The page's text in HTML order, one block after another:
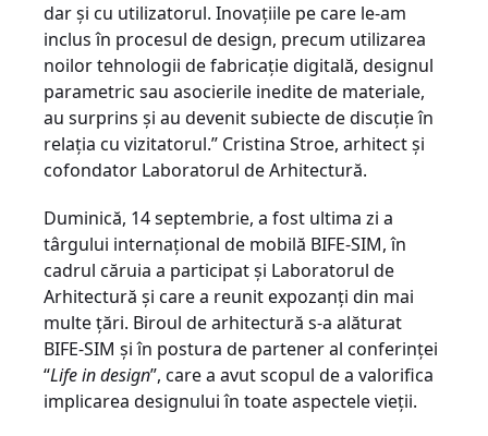
dar şi cu utilizatorul. Inovaţiile pe care le-am
inclus în procesul de design, precum utilizarea
noilor tehnologii de fabricaţie digitală, designul
parametric sau asocierile inedite de materiale,
au surprins şi au devenit subiecte de discuţie în
relaţia cu vizitatorul.” Cristina Stroe, arhitect şi
cofondator Laboratorul de Arhitectură.
Duminică, 14 septembrie, a fost ultima zi a
târgului internaţional de mobilă BIFE-SIM, în
cadrul căruia a participat şi Laboratorul de
Arhitectură şi care a reunit expozanţi din mai
multe ţări. Biroul de arhitectură s-a alăturat
BIFE-SIM şi în postura de partener al conferinţei
“Life in design”, care a avut scopul de a valorifica
implicarea designului în toate aspectele vieţii.